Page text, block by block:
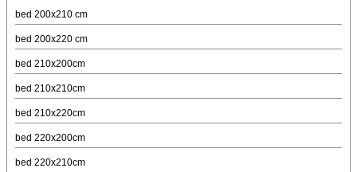
bed 200x210 cm
bed 200x220 cm
bed 210x200cm
bed 210x210cm
bed 210x220cm
bed 220x200cm
bed 220x210cm